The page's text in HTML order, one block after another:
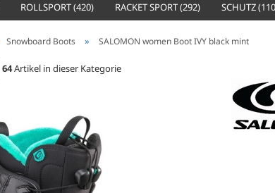
ROLLSPORT (420) RACKET SPORT (292) SCHUTZ
Snowboard Boots » SALOMON women Boot IVY black mint
64Artikel in dieser Kategorie